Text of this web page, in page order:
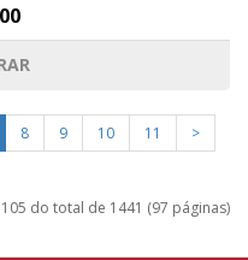
8 9 10 11
>
do total de 1441 (97 páginas)